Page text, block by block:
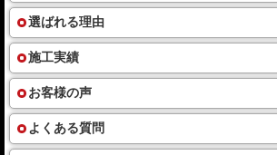
選ばれる理由
施工実績
お客様の声
よくある質問